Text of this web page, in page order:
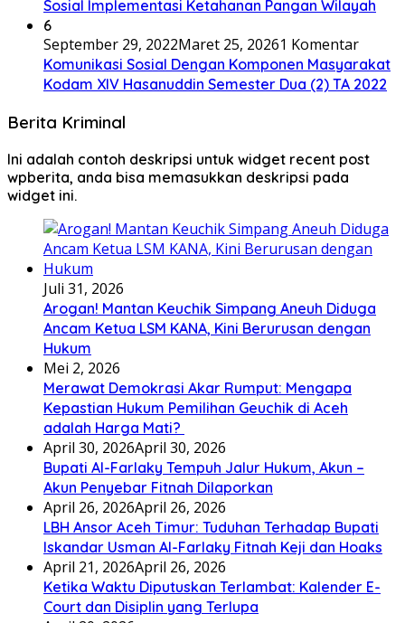
Sosial Implementasi Ketahanan Pangan Wilayah
6
September 29, 2022Maret 25, 20261 Komentar
Komunikasi Sosial Dengan Komponen Masyarakat
Kodam XIV Hasanuddin Semester Dua (2) TA 2022
Berita Kriminal
Ini adalah contoh deskripsi untuk widget recent post
wpberita, anda bisa memasukkan deskripsi pada
widget ini.
Juli 31, 2026
Arogan! Mantan Keuchik Simpang Aneuh Diduga
Ancam Ketua LSM KANA, Kini Berurusan dengan
Hukum
Mei 2, 2026
Merawat Demokrasi Akar Rumput: Mengapa
Kepastian Hukum Pemilihan Geuchik di Aceh
adalah Harga Mati? ‎
April 30, 2026April 30, 2026
Bupati Al-Farlaky Tempuh Jalur Hukum, Akun –
Akun Penyebar Fitnah Dilaporkan
April 26, 2026April 26, 2026
LBH Ansor Aceh Timur: Tuduhan Terhadap Bupati
Iskandar Usman Al-Farlaky Fitnah Keji dan Hoaks
April 21, 2026April 26, 2026
Ketika Waktu Diputuskan Terlambat: Kalender E-
Court dan Disiplin yang Terlupa